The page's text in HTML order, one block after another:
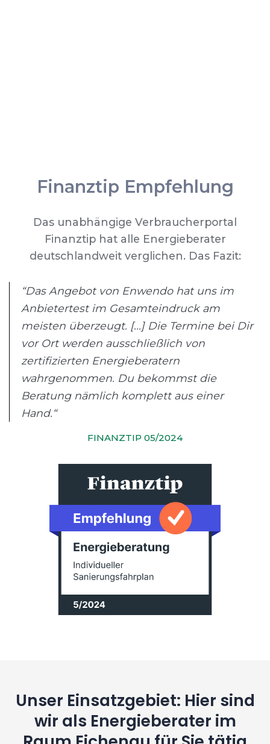
Finanztip Empfehlung
Das unabhängige Verbraucherportal
Finanztip hat alle Energieberater
deutschlandweit verglichen. Das Fazit:
“Das Angebot von Enwendo hat uns im
Anbietertest im Gesamteindruck am
meisten überzeugt. [...] Die Termine bei Dir
vor Ort werden ausschließlich von
zertifizierten Energieberatern
wahrgenommen. Du bekommst die
Beratung nämlich komplett aus einer
Hand.“
FINANZTIP 05/2024
Unser Einsatzgebiet: Hier sind
wir als Energieberater im